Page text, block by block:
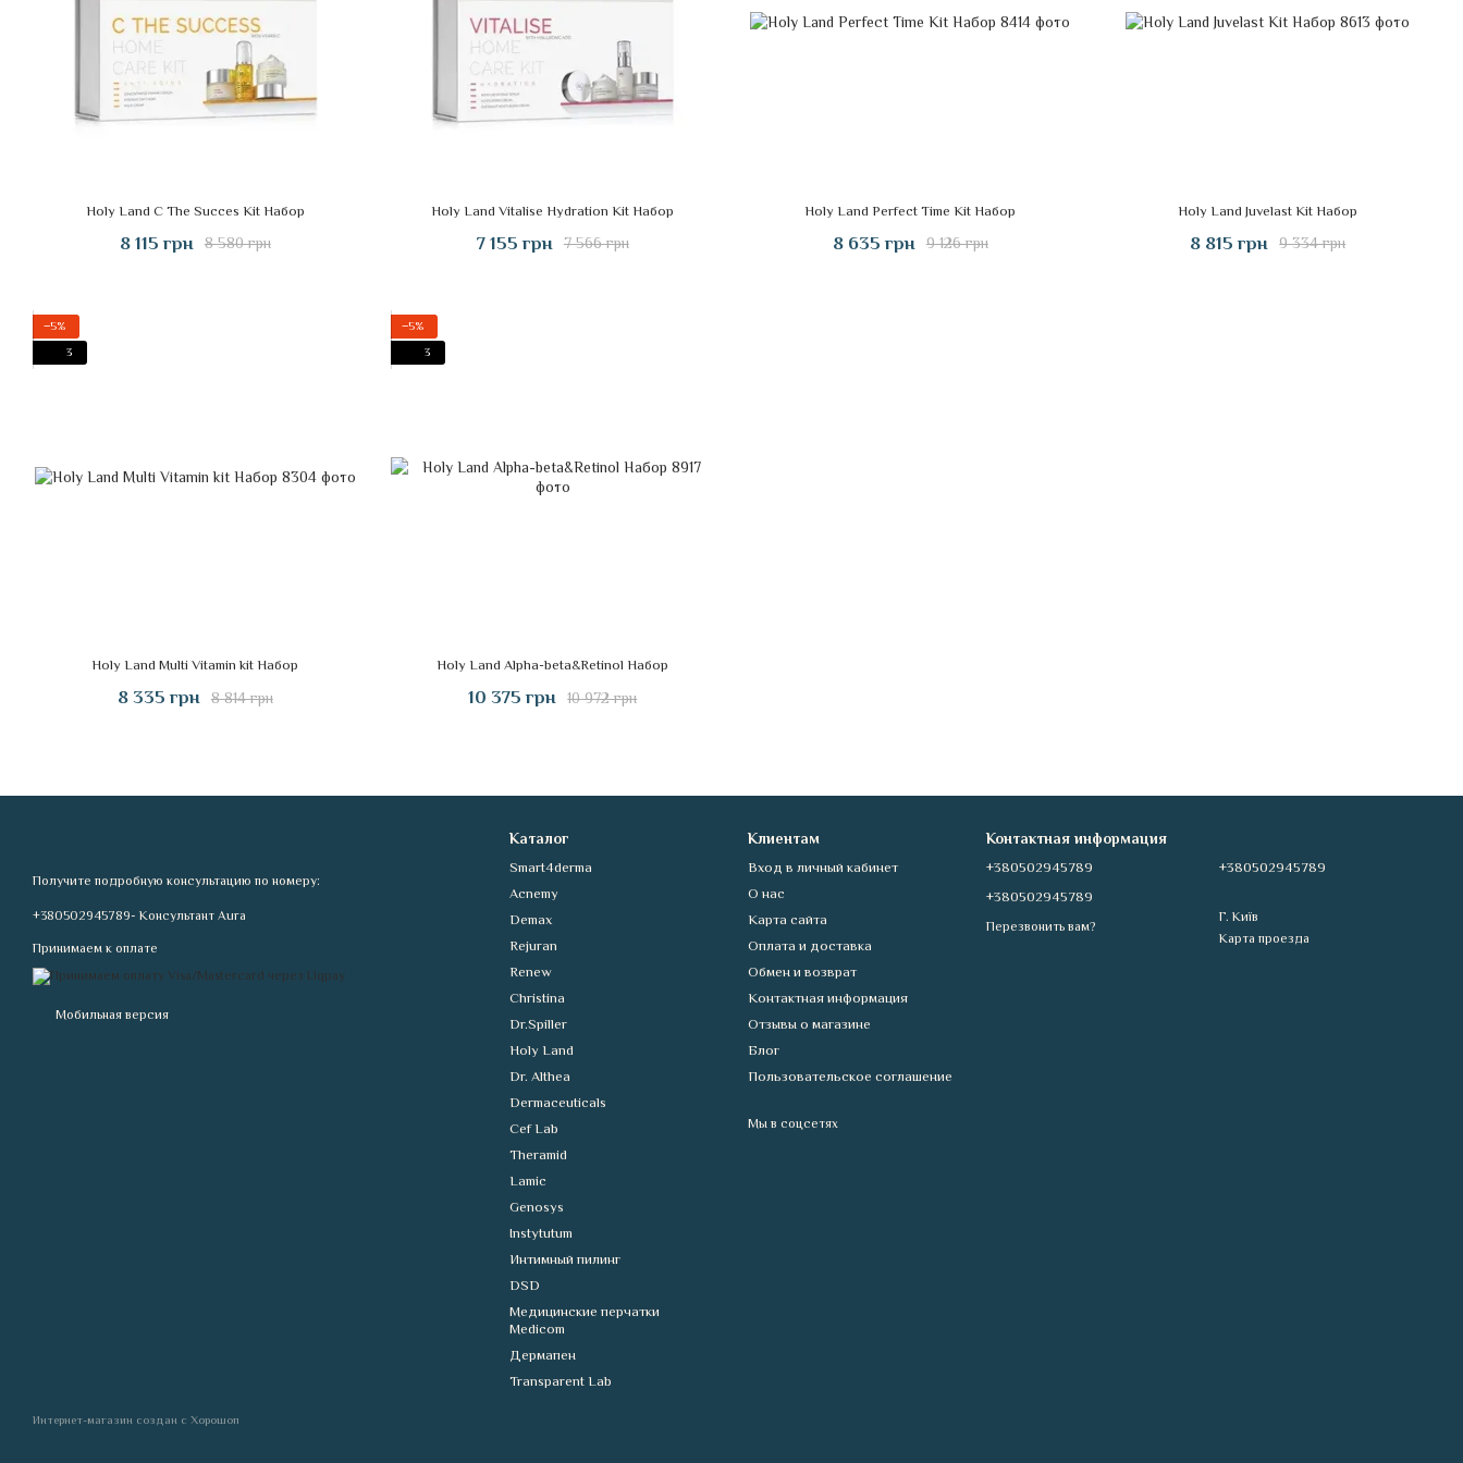
Holy Land C The Succes Kit Набор
8 580 грн
8 115 грн
Holy Land Vitalise Hydration Kit Набор
7 566 грн
7 155 грн
Holy Land Perfect Time Kit Набор
9 126 грн
8 635 грн
Holy Land Juvelast Kit Набор
9 334 грн
8 815 грн
−5%
3
Holy Land Multi Vitamin kit Набор
8 814 грн
8 335 грн
−5%
3
Holy Land Alpha-beta&Retinol Набор
10 972 грн
10 375 грн
Получите подробную консультацию по номеру:
+380502945789- Консультант Aura
Принимаем к оплате
Мобильная версия
Интернет-магазин создан с Хорошоп
Каталог
Smart4derma
Acnemy
Demax
Rejuran
Renew
Christina
Dr.Spiller
Holy Land
Dr. Althea
Dermaceuticals
Cef Lab
Theramid
Lamic
Genosys
Instytutum
Интимный пилинг
DSD
Медицинские перчатки
Medicom
Дермапен
Transparent Lab
Клиентам
Вход в личный кабинет
О нас
Карта сайта
Оплата и доставка
Обмен и возврат
Контактная информация
Отзывы о магазине
Блог
Пользовательское соглашение
Мы в соцсетях
Контактная информация
+380502945789
+380502945789
Перезвонить вам?
+380502945789
Г. Київ
Карта проезда